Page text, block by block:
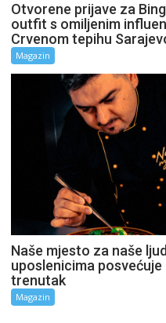
Otvorene prijave za
outfit s omiljenim
Crvenom tepihu
Magazin
Naše mjesto za naše
uposlenicima
trenutak
Magazin